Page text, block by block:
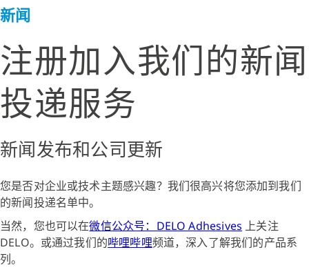
新闻
注册加入我们的新闻
投递服务
新闻发布和公司更新
您是否对企业或技术主题感兴趣？我们很高兴将您添加到我们
的新闻投递名单中。
当然，您也可以在微信公众号：DELO Adhesives 上关注
DELO。或通过我们的哔哩哔哩频道，深入了解我们的产品系
列。